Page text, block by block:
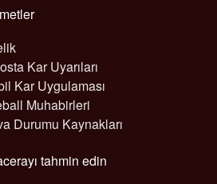
Kar Uyarıları
Kar Uygulaması
Muhabirleri
Durumu Kaynakları
tahmin edin